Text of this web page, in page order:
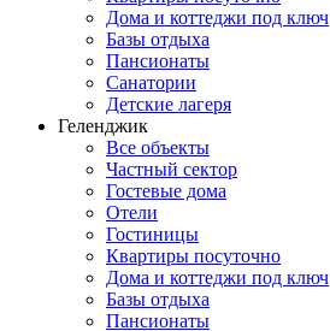
Дома и коттеджи под ключ
Базы отдыха
Пансионаты
Санатории
Детские лагеря
Геленджик
Все объекты
Частный сектор
Гостевые дома
Отели
Гостиницы
Квартиры посуточно
Дома и коттеджи под ключ
Базы отдыха
Пансионаты